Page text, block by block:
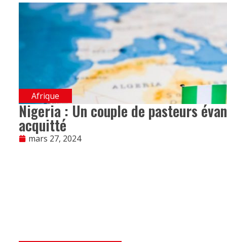
Afrique
Nigeria : Un couple de pasteurs
acquitté
mars 27, 2024